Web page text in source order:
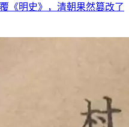
《明史》，清朝果然篡改了